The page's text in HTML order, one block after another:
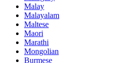
Malay
Malayalam
Maltese
Maori
Marathi
Mongolian
Burmese